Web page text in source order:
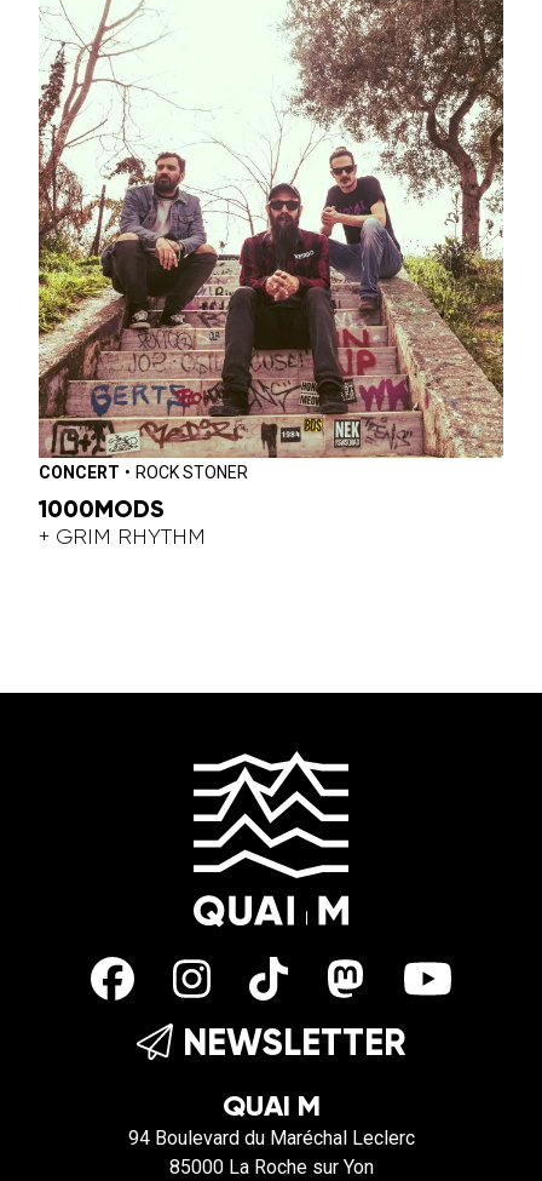
CONCERT • ROCK STONER
1000MODS
+ GRIM RHYTHM
NEWSLETTER
QUAI M
94 Boulevard du Maréchal Leclerc
85000 La Roche sur Yon